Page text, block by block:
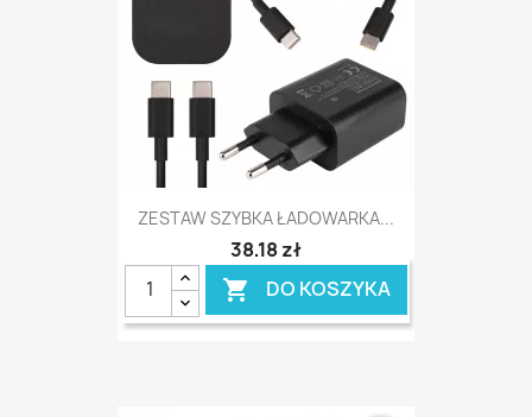
ZESTAW SZYBKA ŁADOWARKA...
38,18 zł
 DO KOSZYKA